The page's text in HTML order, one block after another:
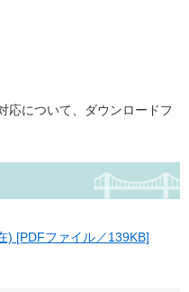
応について、ダウンロードフ
) [PDFファイル／139KB]